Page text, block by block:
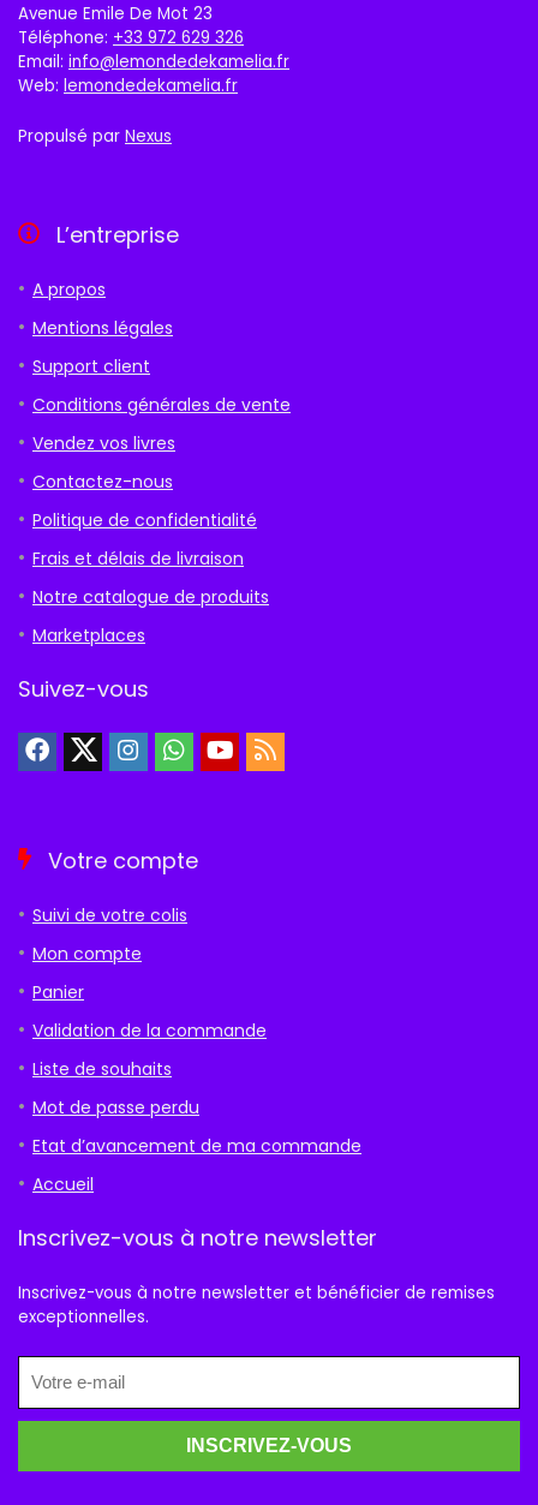
Avenue Emile De Mot 23
Téléphone: +33 972 629 326
Email: info@lemondedekamelia.fr
Web: lemondedekamelia.fr
Propulsé par Nexus
L’entreprise
A propos
Mentions légales
Support client
Conditions générales de vente
Vendez vos livres
Contactez-nous
Politique de confidentialité
Frais et délais de livraison
Notre catalogue de produits
Marketplaces
Suivez-vous
Votre compte
Suivi de votre colis
Mon compte
Panier
Validation de la commande
Liste de souhaits
Mot de passe perdu
Etat d’avancement de ma commande
Accueil
Inscrivez-vous à notre newsletter
Inscrivez-vous à notre newsletter et bénéficier de remises
exceptionnelles.